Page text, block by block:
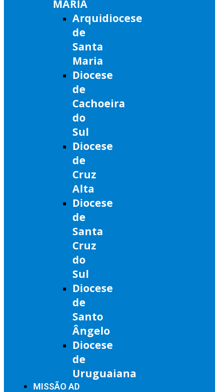
MARIA
Arquidiocese
de
Santa
Maria
Diocese
de
Cachoeira
do
Sul
Diocese
de
Cruz
Alta
Diocese
de
Santa
Cruz
do
Sul
Diocese
de
Santo
Ângelo
Diocese
de
Uruguaiana
MISSÃO AD